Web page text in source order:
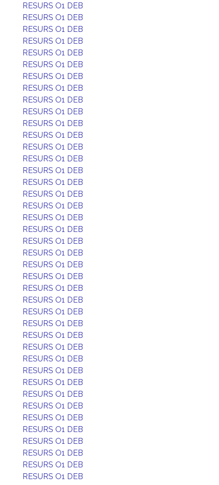
RESURS O1 DEB
RESURS O1 DEB
RESURS O1 DEB
RESURS O1 DEB
RESURS O1 DEB
RESURS O1 DEB
RESURS O1 DEB
RESURS O1 DEB
RESURS O1 DEB
RESURS O1 DEB
RESURS O1 DEB
RESURS O1 DEB
RESURS O1 DEB
RESURS O1 DEB
RESURS O1 DEB
RESURS O1 DEB
RESURS O1 DEB
RESURS O1 DEB
RESURS O1 DEB
RESURS O1 DEB
RESURS O1 DEB
RESURS O1 DEB
RESURS O1 DEB
RESURS O1 DEB
RESURS O1 DEB
RESURS O1 DEB
RESURS O1 DEB
RESURS O1 DEB
RESURS O1 DEB
RESURS O1 DEB
RESURS O1 DEB
RESURS O1 DEB
RESURS O1 DEB
RESURS O1 DEB
RESURS O1 DEB
RESURS O1 DEB
RESURS O1 DEB
RESURS O1 DEB
RESURS O1 DEB
RESURS O1 DEB
RESURS O1 DEB